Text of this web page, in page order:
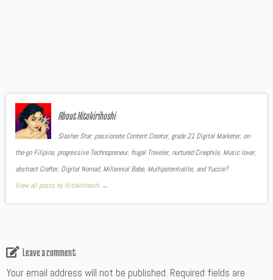
About Hitokirihoshi
Slasher Star: passionate Content Creator, grade 21 Digital Marketer, on-
the-go Filipina, progressive Technopreneur, frugal Traveler, nurtured Cinephile, Music lover,
abstract Crafter, Digital Nomad, Millennial Babe, Multipotentialite, and Yuccie?
View all posts by Hitokirihoshi →
Leave a comment
Your email address will not be published. Required fields are